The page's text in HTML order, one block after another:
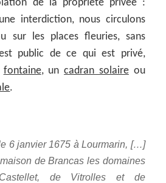
de la propriété privée :
interdiction, nous circulons
sur les places fleuries, sans
public de ce qui est privé,
fontaine, uncadran solaireou
.
6 janvier 1675 à Lourmarin, […]
de Brancas les domaines
de Vitrolles et de